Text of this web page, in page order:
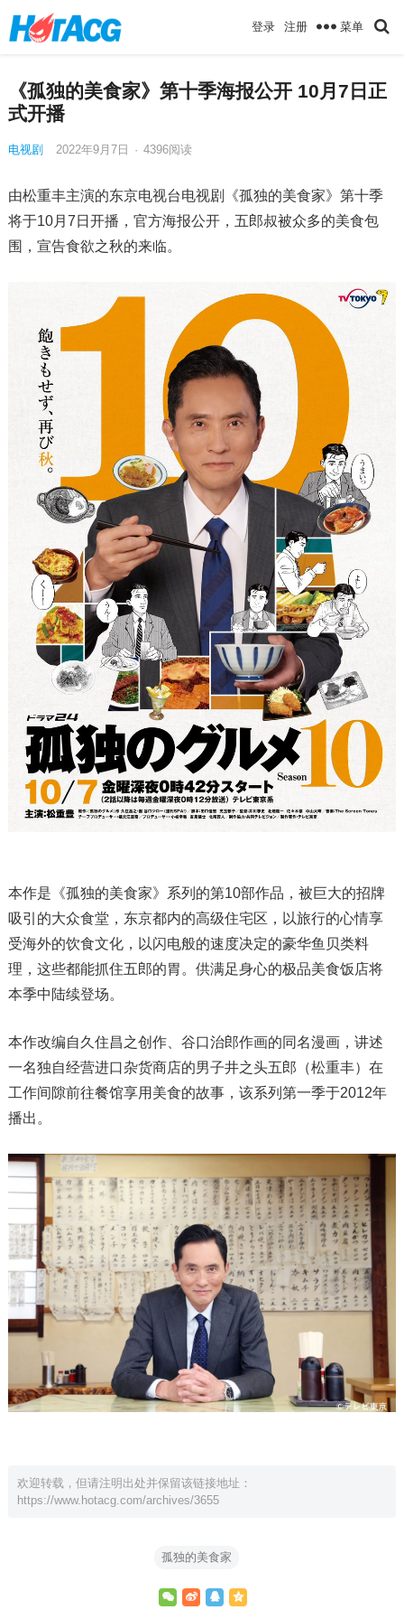
登录 注册 菜单
《孤独的美食家》第十季海报公开 10月7日正
式开播
电视剧 2022年9月7日 · 4396阅读
由松重丰主演的东京电视台电视剧《孤独的美食家》第十季
将于10月7日开播，官方海报公开，五郎叔被众多的美食包
围，宣告食欲之秋的来临。
本作是《孤独的美食家》系列的第10部作品，被巨大的招牌
吸引的大众食堂，东京都内的高级住宅区，以旅行的心情享
受海外的饮食文化，以闪电般的速度决定的豪华鱼贝类料
理，这些都能抓住五郎的胃。供满足身心的极品美食饭店将
本季中陆续登场。
本作改编自久住昌之创作、谷口治郎作画的同名漫画，讲述
一名独自经营进口杂货商店的男子井之头五郎（松重丰）在
工作间隙前往餐馆享用美食的故事，该系列第一季于2012年
播出。
欢迎转载，但请注明出处并保留该链接地址：
https://www.hotacg.com/archives/3655
孤独的美食家